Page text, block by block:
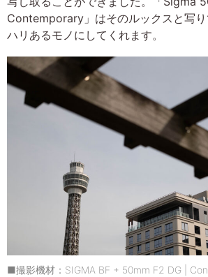
Contemporary」はそのルックスと写り
ハリあるモノにしてくれます。
■撮影機材：SIGMA BF + 50mm F2 DG |